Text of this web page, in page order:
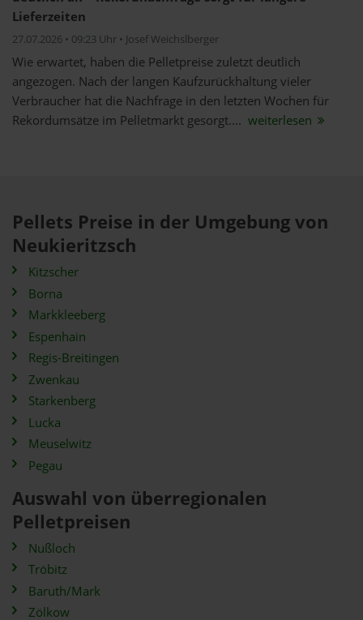
Lieferzeiten
27.07.2026 • 09:23 Uhr • Josef Weichslberger
Wie erwartet, haben die Pelletpreise zuletzt deutlich
angezogen. Nach der langen Kaufzurückhaltung vieler
Verbraucher hat die Nachfrage in den letzten Wochen für
Rekordumsätze im Pelletmarkt gesorgt.... weiterlesen
Pellets Preise in der Umgebung von
Neukieritzsch
Kitzscher
Borna
Markkleeberg
Espenhain
Regis-Breitingen
Zwenkau
Starkenberg
Lucka
Meuselwitz
Pegau
Auswahl von überregionalen
Pelletpreisen
Nußloch
Tröbitz
Baruth/Mark
Zölkow